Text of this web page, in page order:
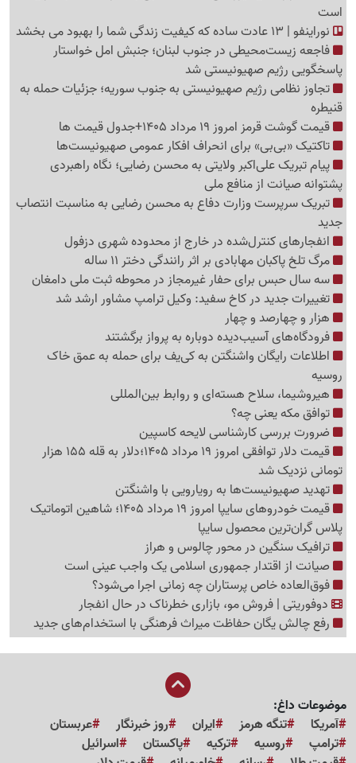
است
نوراینفو | 13 عادت ساده که کیفیت زندگی شما را بهبود می بخشد
فاجعه زیست‌محیطی در جنوب لبنان؛ جنبش امل خواستار
پاسخگویی رژیم صهیونیستی شد
تجاوز نظامی رژیم صهیونیستی به جنوب سوریه؛ جزئیات حمله به
قنیطره
قیمت گوشت قرمز امروز 19 مرداد 1405+جدول قیمت ها
تاکتیک «بی‌بی» برای انحراف افکار عمومی صهیونیست‌ها
پیام تبریک علی‌اکبر ولایتی به محسن رضایی؛ نگاه راهبردی
پشتوانه صیانت از منافع ملی
تبریک سرپرست وزارت دفاع به محسن رضایی به مناسبت انتصاب
جدید
انفجارهای کنترل‌شده در خارج از محدوده شهری دزفول
مرگ تلخ پاکبان مهابادی بر اثر رانندگی دختر 11 ساله
سه سال حبس برای حفار غیرمجاز در محوطه ثبت ملی دامغان
تغییرات جدید در کاخ سفید: وکیل ترامپ مشاور ارشد شد
هزار و چهارصد و چهار
فرودگاه‌های آسیب‌دیده دوباره به پرواز برگشتند
اطلاعات رایگان واشنگتن به کی‌یف برای حمله به عمق خاک
روسیه
هیروشیما، سلاح هسته‌ای و روابط بین‌المللی
توافق مکه یعنی چه؟
ضرورت بررسی کارشناسی لایحه کاسپین
قیمت دلار توافقی امروز 19 مرداد 1405؛دلار به قله 155 هزار
تومانی نزدیک شد
تهدید صهیونیست‌ها به رویارویی با واشنگتن
قیمت خودروهای سایپا امروز 19 مرداد 1405؛ شاهین اتوماتیک
پلاس گران‌ترین محصول سایپا
ترافیک سنگین در محور چالوس و هراز
صیانت از اقتدار جمهوری اسلامی یک واجب عینی است
فوق‌العاده خاص پرستاران چه زمانی اجرا می‌شود؟
دوفوریتی | فروش مو، بازاری خطرناک در حال انفجار
رفع چالش یگان حفاظت میراث فرهنگی با استخدام‌های جدید
موضوعات داغ:
آمریکا
تنگه هرمز ایران روز خبرنگار
عربستان
ترامپ
روسیه ترکیه پاکستان
اسرائیل